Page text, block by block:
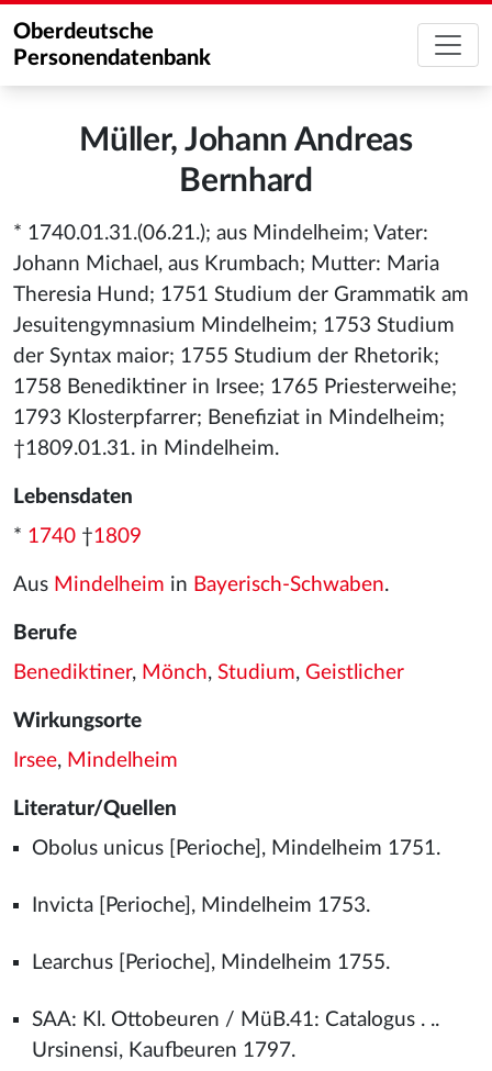
Oberdeutsche
Personendatenbank
Müller, Johann Andreas
Bernhard
* 1740.01.31.(06.21.); aus Mindelheim; Vater:
Johann Michael, aus Krumbach; Mutter: Maria
Theresia Hund; 1751 Studium der Grammatik am
Jesuitengymnasium Mindelheim; 1753 Studium
der Syntax maior; 1755 Studium der Rhetorik;
1758 Benediktiner in Irsee; 1765 Priesterweihe;
1793 Klosterpfarrer; Benefiziat in Mindelheim;
†1809.01.31. in Mindelheim.
Lebensdaten
* 1740 †1809
Aus Mindelheim in Bayerisch-Schwaben.
Berufe
Benediktiner, Mönch, Studium, Geistlicher
Wirkungsorte
Irsee, Mindelheim
Literatur/Quellen
Obolus unicus [Perioche], Mindelheim 1751.
Invicta [Perioche], Mindelheim 1753.
Learchus [Perioche], Mindelheim 1755.
SAA: Kl. Ottobeuren / MüB.41: Catalogus . ..
Ursinensi, Kaufbeuren 1797.